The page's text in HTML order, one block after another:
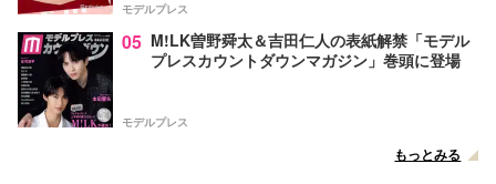
モデルプレス
05 M!LK曽野舜太＆吉田仁人の表紙解禁「モデル
プレスカウントダウンマガジン」巻頭に登場
モデルプレス
もっとみる